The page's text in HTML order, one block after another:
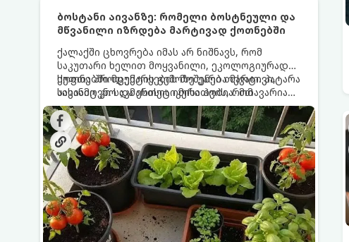
ბოსტანი აივანზე: რომელი ბოსტნეული და
მწვანილი იზრდება მარტივად ქოთნებში
ქალაქში ცხოვრება იმას არ ნიშნავს, რომ
საკუთარი ხელით მოყვანილი, ეკოლოგიურად
სუფთა პროდუქტის გემოზე უარი თქვათ. პატარა
აივანიც კი საკმარისია იმისათვის, რომ
მოიწყოთ მინი-ბოსტანი, საიდანაც
ყოველდღიურად ახალ, არომატულ მწვანილსა
და ბოსტნეულს მოკრეფთ.
ქოთნებში მცენარეების მოშენება მარტივი,
სასიამოვნო და ესთეტიკური ჰობია. მთავარია
იცოდეთ, რომელი კულტურები ეგუებიან
ქოთნის პირობებს ყველაზე კარგად და როგორ
მოუაროთ მათ სწორად.